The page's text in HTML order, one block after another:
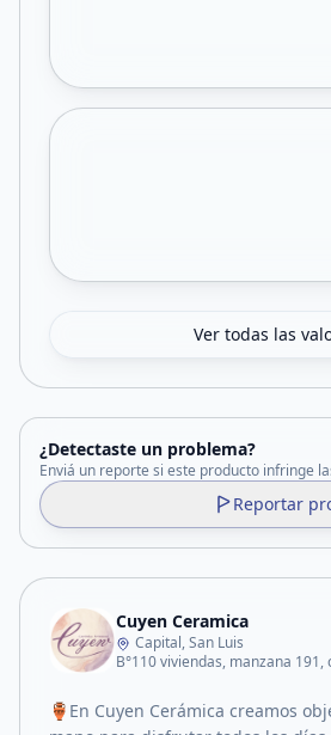
Ver todas las
¿Detectaste un problema?
Enviá un reporte si este producto infringe
Reportar
Cuyen Ceramica
Capital, San Luis
B°110 viviendas, manzana 191,
🏺En Cuyen Cerámica creamos